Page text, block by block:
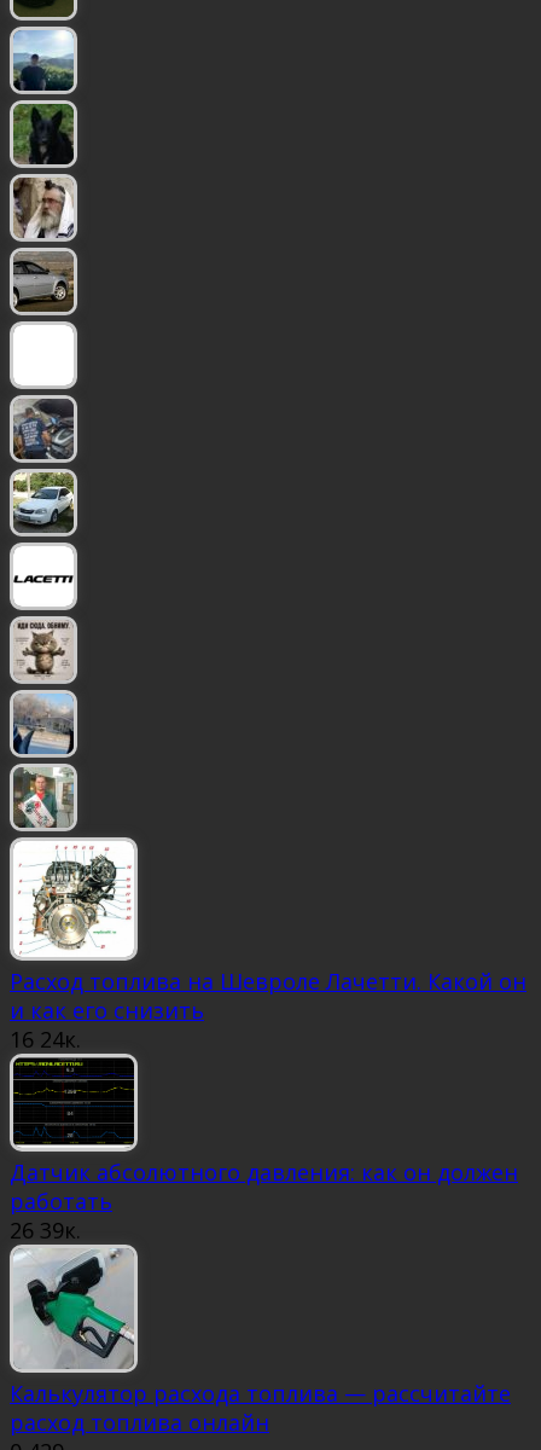
Расход топлива на Шевроле Лачетти. Какой он
и как его снизить
16 24к.
Датчик абсолютного давления: как он должен
работать
26 39к.
Калькулятор расхода топлива — рассчитайте
расход топлива онлайн